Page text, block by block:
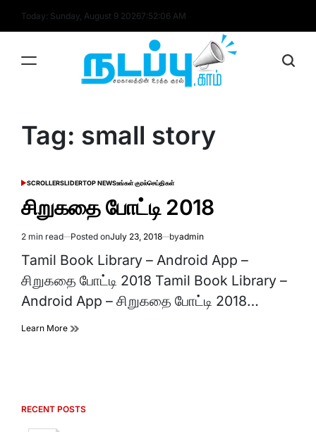
Today: Sunday, August 9 20267:52:06 AM
Tag: small story
POSTED
SCROLLERSLIDERTOP NEWSஉங்கள் குரல்செய்திகள்
சிறுகதை போட்டி 2018
Estimated
read
time
2 min read Posted onJuly 23, 2018 byadmin
Tamil Book Library – Android App –
சிறுகதை போட்டி 2018 Tamil Book Library –
Android App – சிறுகதை போட்டி 2018…
Learn More
RECENT POSTS